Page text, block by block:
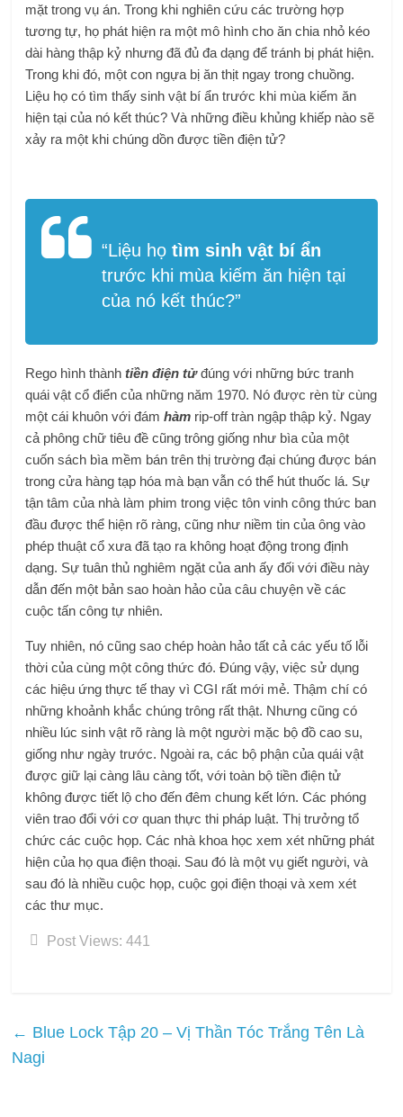
mặt trong vụ án. Trong khi nghiên cứu các trường hợp
tương tự, họ phát hiện ra một mô hình cho ăn chia nhỏ kéo
dài hàng thập kỷ nhưng đã đủ đa dạng để tránh bị phát hiện.
Trong khi đó, một con ngựa bị ăn thịt ngay trong chuồng.
Liệu họ có tìm thấy sinh vật bí ẩn trước khi mùa kiếm ăn
hiện tại của nó kết thúc? Và những điều khủng khiếp nào sẽ
xảy ra một khi chúng dồn được tiền điện tử?
“Liệu họtìm sinh vật bí ẩn
trước khi mùa kiếm ăn hiện tại
của nó kết thúc?”
Rego hình thànhtiền điện tửđúng với những bức tranh
quái vật cổ điển của những năm 1970. Nó được rèn từ cùng
một cái khuôn với đámhàm rip-off tràn ngập thập kỷ. Ngay
cả phông chữ tiêu đề cũng trông giống như bìa của một
cuốn sách bìa mềm bán trên thị trường đại chúng được bán
trong cửa hàng tạp hóa mà bạn vẫn có thể hút thuốc lá. Sự
tận tâm của nhà làm phim trong việc tôn vinh công thức ban
đầu được thể hiện rõ ràng, cũng như niềm tin của ông vào
phép thuật cổ xưa đã tạo ra không hoạt động trong định
dạng. Sự tuân thủ nghiêm ngặt của anh ấy đối với điều này
dẫn đến một bản sao hoàn hảo của câu chuyện về các
cuộc tấn công tự nhiên.
Tuy nhiên, nó cũng sao chép hoàn hảo tất cả các yếu tố lỗi
thời của cùng một công thức đó. Đúng vậy, việc sử dụng
các hiệu ứng thực tế thay vì CGI rất mới mẻ. Thậm chí có
những khoảnh khắc chúng trông rất thật. Nhưng cũng có
nhiều lúc sinh vật rõ ràng là một người mặc bộ đồ cao su,
giống như ngày trước. Ngoài ra, các bộ phận của quái vật
được giữ lại càng lâu càng tốt, với toàn bộ tiền điện tử
không được tiết lộ cho đến đêm chung kết lớn. Các phóng
viên trao đổi với cơ quan thực thi pháp luật. Thị trưởng tổ
chức các cuộc họp. Các nhà khoa học xem xét những phát
hiện của họ qua điện thoại. Sau đó là một vụ giết người, và
sau đó là nhiều cuộc họp, cuộc gọi điện thoại và xem xét
các thư mục.
Post Views: 441
← Blue Lock Tập 20 – Vị Thần Tóc Trắng Tên Là
Nagi